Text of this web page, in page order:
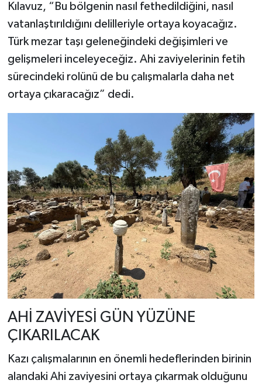
Kılavuz, “Bu bölgenin nasıl fethedildiğini, nasıl
vatanlaştırıldığını delilleriyle ortaya koyacağız.
Türk mezar taşı geleneğindeki değişimleri ve
gelişmeleri inceleyeceğiz. Ahi zaviyelerinin fetih
sürecindeki rolünü de bu çalışmalarla daha net
ortaya çıkaracağız” dedi.
AHİ ZAVİYESİ GÜN YÜZÜNE
ÇIKARILACAK
Kazı çalışmalarının en önemli hedeflerinden birinin
alandaki Ahi zaviyesini ortaya çıkarmak olduğunu